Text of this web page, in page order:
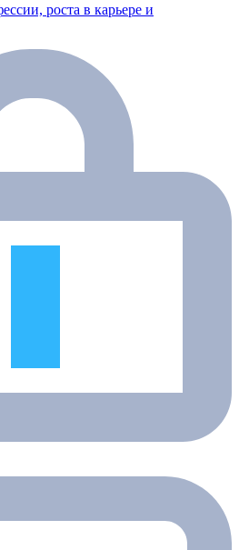
роста в карьере и